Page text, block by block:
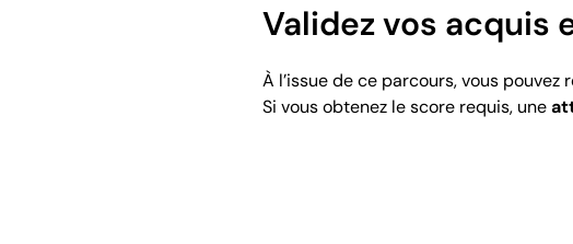
Validez vos acquis
À l’issue de ce parcours, vous pouvez
Si vous obtenez le score requis, une